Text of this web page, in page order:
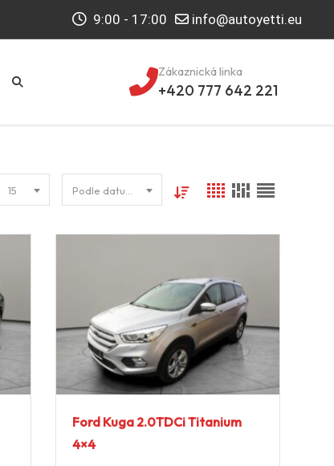
9:00 - 17:00 info@autoyetti.eu
Zákaznická linka
+420 777 642 221
15
Ford Kuga 2.0TDCi Titanium
4×4